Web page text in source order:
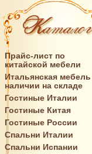
Прайс-лист по
китайской мебели
Итальянская
наличии на складе
Гостиные Италии
Гостиные Китая
Гостиные России
Спальни Италии
Спальни Испании